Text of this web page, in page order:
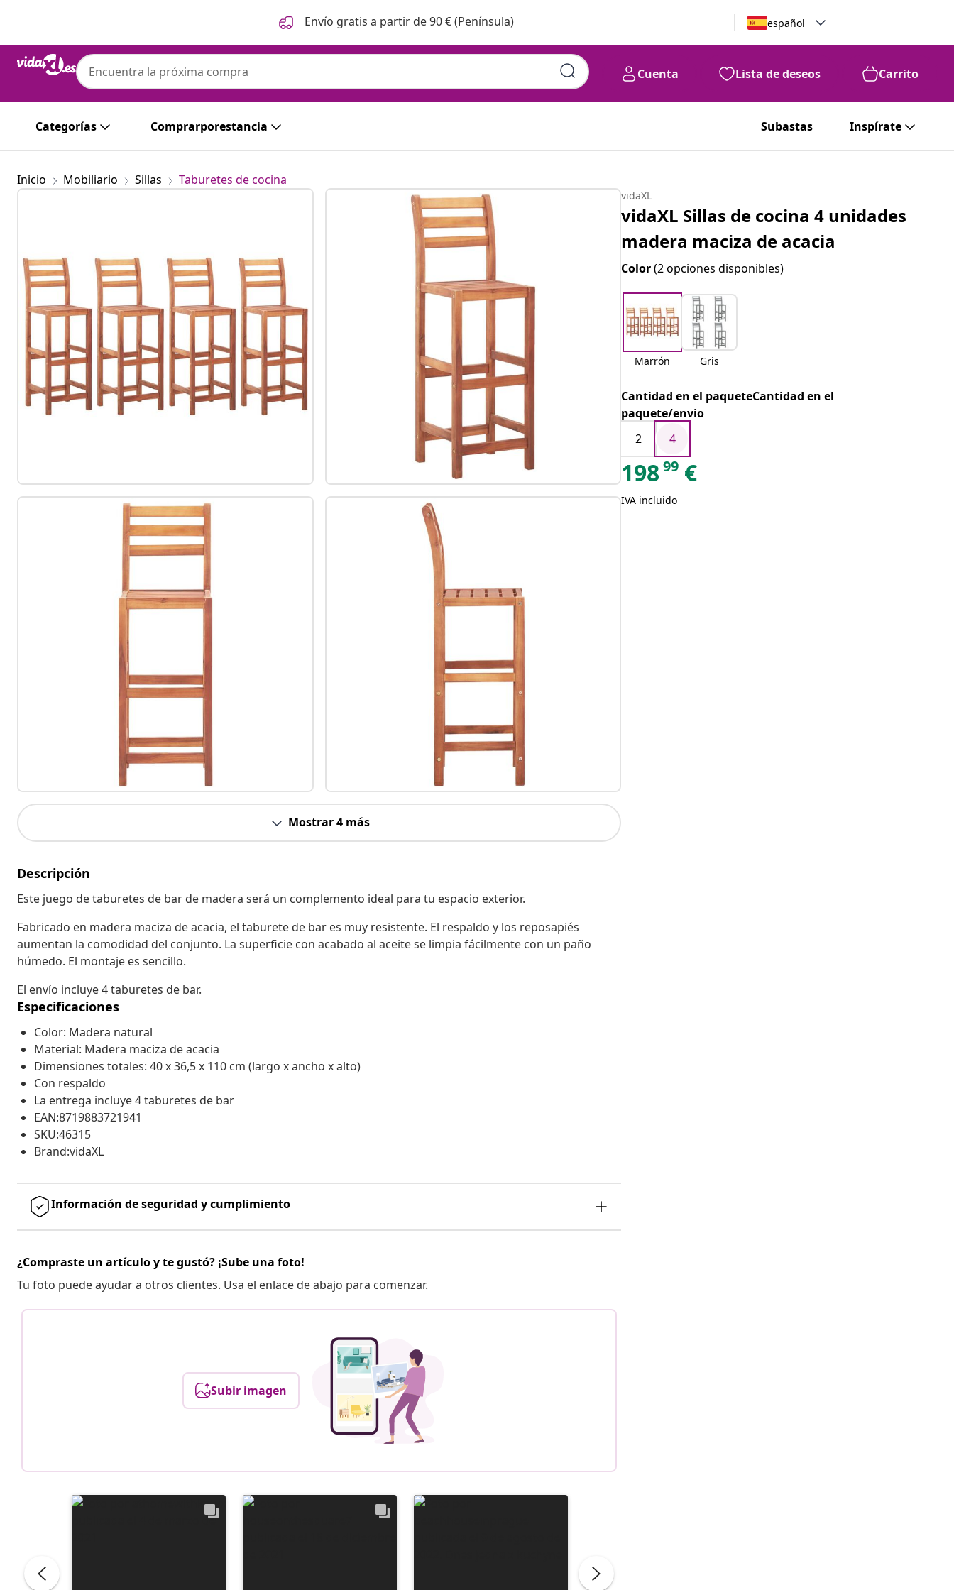
Envío gratis a partir de 90 € (Península) español
Cuenta Lista de deseos Carrito
Categorías Comprarporestancia Subastas Inspírate
Inicio Mobiliario Sillas Taburetes de cocina
Mostrar 4 más
Descripción
Este juego de taburetes de bar de madera será un complemento ideal para tu espacio exterior.
Fabricado en madera maciza de acacia, el taburete de bar es muy resistente. El respaldo y los reposapiés
aumentan la comodidad del conjunto. La superficie con acabado al aceite se limpia fácilmente con un paño
húmedo. El montaje es sencillo.
El envío incluye 4 taburetes de bar.
Especificaciones
Color: Madera natural
Material: Madera maciza de acacia
Dimensiones totales: 40 x 36,5 x 110 cm (largo x ancho x alto)
Con respaldo
La entrega incluye 4 taburetes de bar
EAN:8719883721941
SKU:46315
Brand:vidaXL
Información de seguridad y cumplimiento
¿Compraste un artículo y te gustó? ¡Sube una foto!
Tu foto puede ayudar a otros clientes. Usa el enlace de abajo para comenzar.
Subir imagen
vidaXL
vidaXL Sillas de cocina 4 unidades
madera maciza de acacia
Color(2 opciones disponibles)
Marrón Gris
Cantidad en el paqueteCantidad en el
paquete/envio
2
4
19899 €
IVA incluido